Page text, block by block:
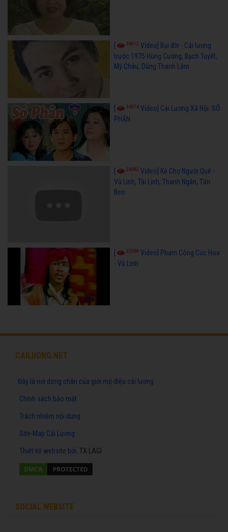
36012 Video] Bụi đời - Cải lương
trước 1975 Hùng Cường, Bạch Tuyết,
Mỹ Châu, Dũng Thanh Lâm
34574 Video] Cải Lương Xã Hội: SỐ
PHẬN
[ 24582 Video] Kẻ Chợ Người Quê -
Vũ Linh, Tài Linh, Thanh Ngân, Tấn
Beo
23598 Video] Phạm Công Cúc Hoa
- Vũ Linh
CAILUONG.NET
Đây là nơi dừng chân của giới mộ điệu cải lương
Chính sách bảo mật
Trách nhiệm nội dung
Site-Map Cải Lương
Thiết kế website bởi: TX LAGI
SOCIAL WEBSITE